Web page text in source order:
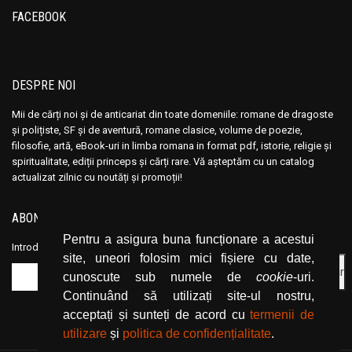
Pentru a asigura buna funcționare a acestui
site, uneori folosim mici fișiere cu date,
cunoscute sub numele de cookie-uri.
Continuând să utilizați site-ul nostru,
acceptați și sunteți de acord cutermenii de
utilizare și politica de confidențialitate.
Anca Dan
Andocide
Andre Bejin
Andre Felibien
Andre Leroi-Gourhan
Andre Malraux
Andre Maurois
Andre Miquel
Anca Dan
Andocide
Andre Bejin
Andre Felibien
Andre Leroi-Gourhan
Andre Malraux
Andre Maurois
Andre Miquel
FACEBOOK
DESPRE NOI
Mii de cărți noi și de anticariat din toate domeniile: romane de dragoste
și polițiste, SF și de aventură, romane clasice, volume de poezie,
filosofie, artă, eBook-uri in limba romana in format pdf, istorie, religie și
spiritualitate, ediții princeps și cărți rare. Vă așteptăm cu un catalog
actualizat zilnic cu noutăți și promoții!
ABONEAZĂ-TE LA NEWSLETTER
Introduceți adresa dvs. de email și dați click pe butonul de abonare.